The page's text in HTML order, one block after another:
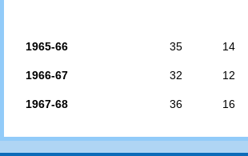
1965-66 35 14
1966-67 32 12
1967-68 36 16